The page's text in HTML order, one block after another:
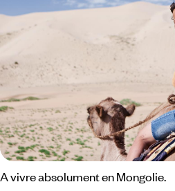
A vivre absolument en Mongolie.